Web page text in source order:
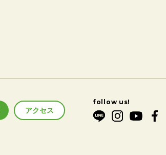
アクセス
アクセス